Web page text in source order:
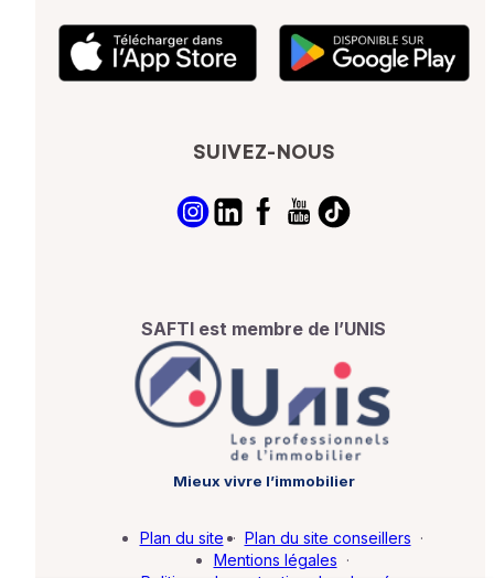
SUIVEZ-NOUS
SAFTI est membre de l’UNIS
Mieux vivre l’immobilier
Plan du site · Plan du site conseillers ·
Mentions légales ·